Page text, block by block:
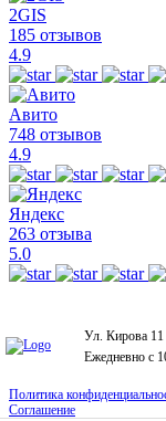
2GIS
185 отзывов
4.9
Авито
748 отзывов
4.9
Яндекс
263 отзыва
5.0
Ул. Кирова 11
Ежедневно с
Политика
Соглашение